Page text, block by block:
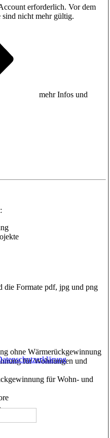
erforderlich. Vor dem
sind nicht mehr gültig.
mehr Infos und
ohne Wärmerückgewinnung
für Wohnungen und
für Wohn- und
die Formate pdf, jpg und png